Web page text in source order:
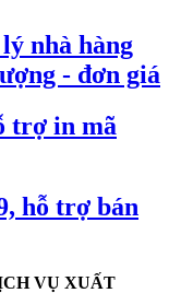
nhà hàng
- đơn giá
trợ in mã
hỗ trợ bán
VỤ XUẤT